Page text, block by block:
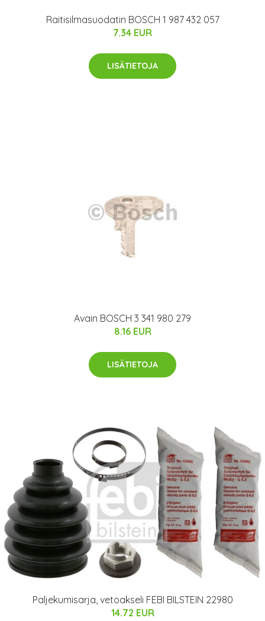
Raitisilmasuodatin BOSCH 1 987 432 057
7.34 EUR
LISÄTIETOJA
Avain BOSCH 3 341 980 279
8.16 EUR
LISÄTIETOJA
Paljekumisarja, vetoakseli FEBI BILSTEIN 22980
14.72 EUR